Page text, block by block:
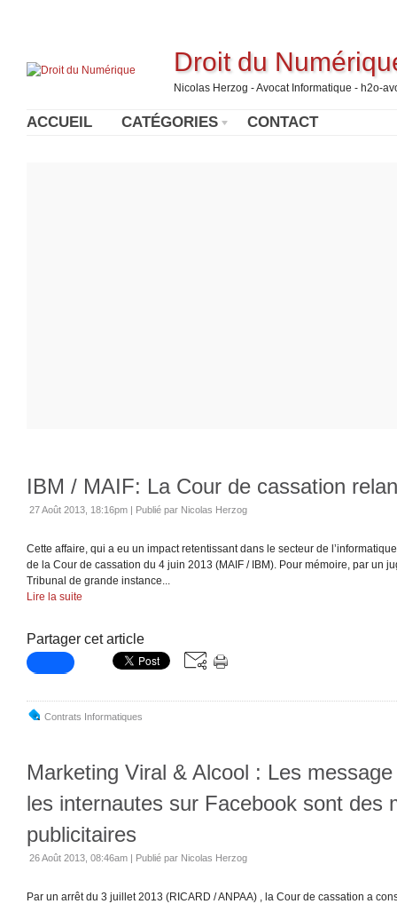
Droit du
Nicolas Herzog - Avocat Informatique - h2o-
ACCUEIL CATÉGORIES CONTACT
IBM / MAIF: La Cour de cassation
27 Août 2013, 18:16pm | Publié par Nicolas Herzog
Cette affaire, qui a eu un impact retentissant dans le secteur de
de la Cour de cassation du 4 juin 2013 (MAIF / IBM). Pour mémoire, par un
Tribunal de grande instance...
Lire la suite
Partager cet article
Contrats Informatiques
Marketing Viral & Alcool : Les
les internautes sur Facebook sont des
publicitaires
26 Août 2013, 08:46am | Publié par Nicolas Herzog
Par un arrêt du 3 juillet 2013 (RICARD / ANPAA) , la Cour de cassation a